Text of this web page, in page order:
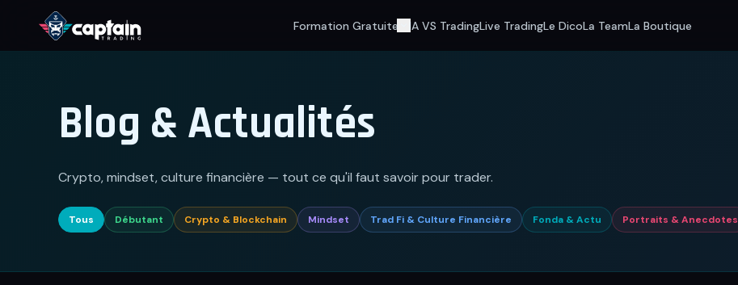
Formation Gratuite IA VS TradingLive TradingLe DicoLa TeamLa Boutique
Blog & Actualités
Crypto, mindset, culture financière — tout ce qu'il faut savoir pour trader.
Tous Débutant Crypto & Blockchain Mindset Trad Fi & Culture Financière Fonda & Actu Portraits & Anecdotes